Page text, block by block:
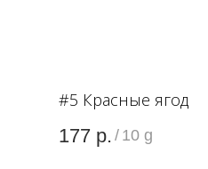
#5 Красные ягоды
177 р. / 10 g